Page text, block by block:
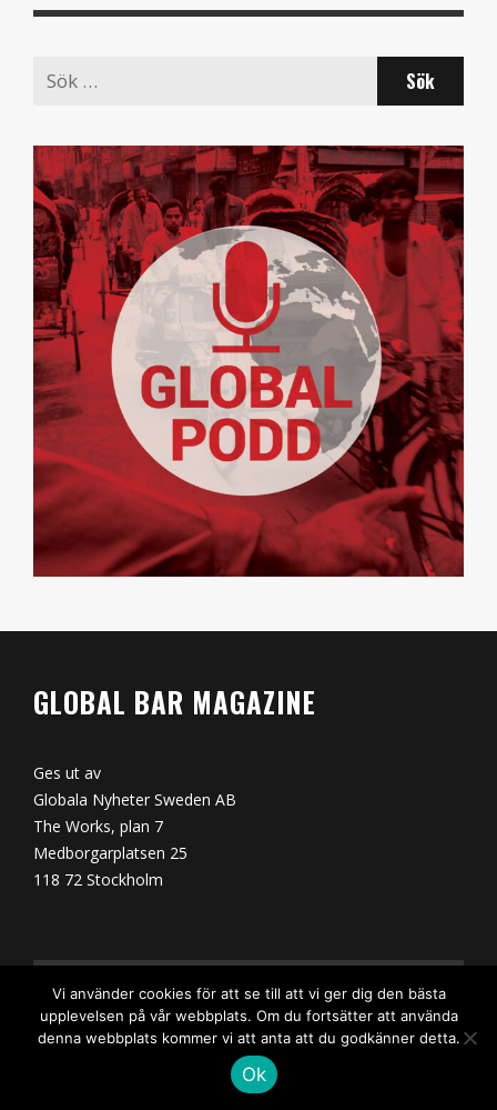
Search
for:
GLOBAL BAR MAGAZINE
Ges ut av
Globala Nyheter Sweden AB
The Works, plan 7
Medborgarplatsen 25
118 72 Stockholm
KONTAKT
Ansvarig utgivare: David Isaksson
Vi använder cookies för att se till att vi ger dig den bästa
upplevelsen på vår webbplats. Om du fortsätter att använda
denna webbplats kommer vi att anta att du godkänner detta.
Ok